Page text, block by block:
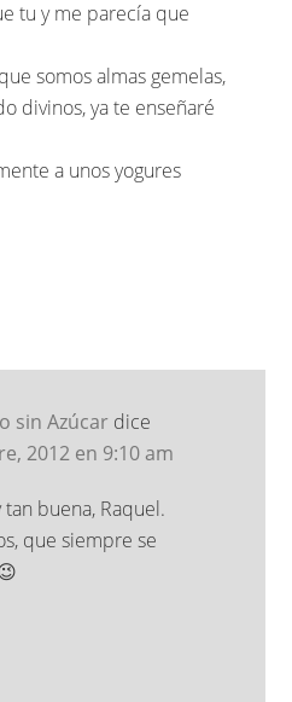
tu y me parecía que
somos almas gemelas,
divinos, ya te enseñaré
a unos yogures
sin Azúcar dice
2012 en 9:10 am
buena, Raquel.
que siempre se